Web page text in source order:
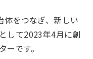
体をつなぎ、新しい
して2023年4月に創
です。